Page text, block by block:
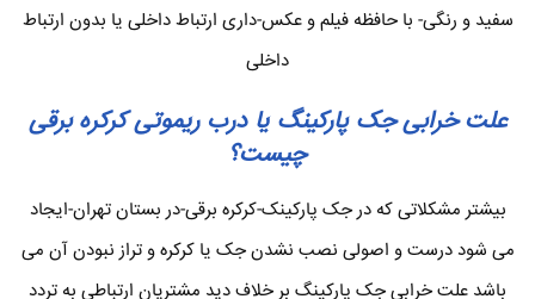
سفید و رنگی- با حافظه فیلم و عکس-داری ارتباط داخلی یا بدون ارتباط
داخلی
علت خرابی جک پارکینگ یا درب ریموتی کرکره برقی
چیست؟
بیشتر مشکلاتی که در جک پارکینک-کرکره برقی-در بستان تهران-ایجاد
می شود درست و اصولی نصب نشدن جک یا کرکره و تراز نبودن آن می
باشد علت خرابی جک پارکینگ بر خلاف دید مشتریان ارتباطی به تردد